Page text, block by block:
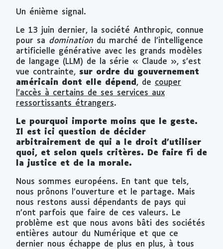
Un énième signal.
Le 13 juin dernier, la société Anthropic, connue
pour sa domination du marché de l’intelligence
artificielle générative avec les grands modèles
de langage (LLM) de la série « Claude », s’est
vue contrainte, sur ordre du gouvernement
américain dont elle dépend , de couper
l’accès à certains de ses services aux
ressortissants étrangers.
Le pourquoi importe moins que le geste.
Il est ici question de décider
arbitrairement de qui a le droit d’utiliser
quoi, et selon quels critères. De faire fi de
la justice et de la morale.
Nous sommes européens. En tant que tels,
nous prônons l’ouverture et le partage. Mais
nous restons aussi dépendants de pays qui
n’ont parfois que faire de ces valeurs. Le
problème est que nous avons bâti des sociétés
entières autour du Numérique et que ce
dernier nous échappe de plus en plus, à tous